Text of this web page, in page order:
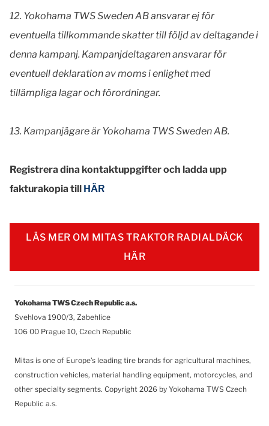
12. Yokohama TWS Sweden AB ansvarar ej för
eventuella tillkommande skatter till följd av deltagande i
denna kampanj. Kampanjdeltagaren ansvarar för
eventuell deklaration av moms i enlighet med
tillämpliga lagar och förordningar.
13. Kampanjägare är Yokohama TWS Sweden AB.
Registrera dina kontaktuppgifter och ladda upp
fakturakopia till HÄR
LÄS MER OM MITAS TRAKTOR RADIALDÄCK
HÄR
Yokohama TWS Czech Republic a.s.
Svehlova 1900/3, Zabehlice
106 00 Prague 10, Czech Republic
Mitas is one of Europe’s leading tire brands for agricultural machines,
construction vehicles, material handling equipment, motorcycles, and
other specialty segments. Copyright 2026 by Yokohama TWS Czech
Republic a.s.